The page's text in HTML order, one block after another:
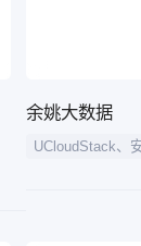
余姚大数据
UCloudStack、